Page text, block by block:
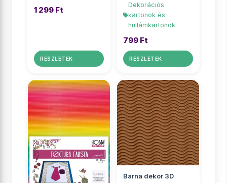
1 299 Ft
RÉSZLETEK
Dekorációs
kartonok és
hullámkartonok
799 Ft
RÉSZLETEK
Barna dekor 3D